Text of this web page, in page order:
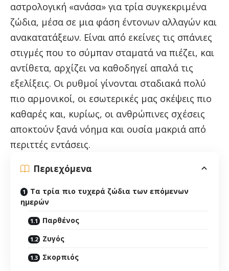
αστρολογική «ανάσα» για τρία συγκεκριμένα
ζώδια, μέσα σε μια φάση έντονων αλλαγών και
ανακατατάξεων. Είναι από εκείνες τις σπάνιες
στιγμές που το σύμπαν σταματά να πιέζει, και
αντίθετα, αρχίζει να καθοδηγεί απαλά τις
εξελίξεις. Οι ρυθμοί γίνονται σταδιακά πολύ
πιο αρμονικοί, οι εσωτερικές μας σκέψεις πιο
καθαρές και, κυρίως, οι ανθρώπινες σχέσεις
αποκτούν ξανά νόημα και ουσία μακριά από
περιττές εντάσεις.
Περιεχόμενα
Τα τρία πιο τυχερά ζώδια των επόμενων
ημερών
Παρθένος
Ζυγός
Σκορπιός